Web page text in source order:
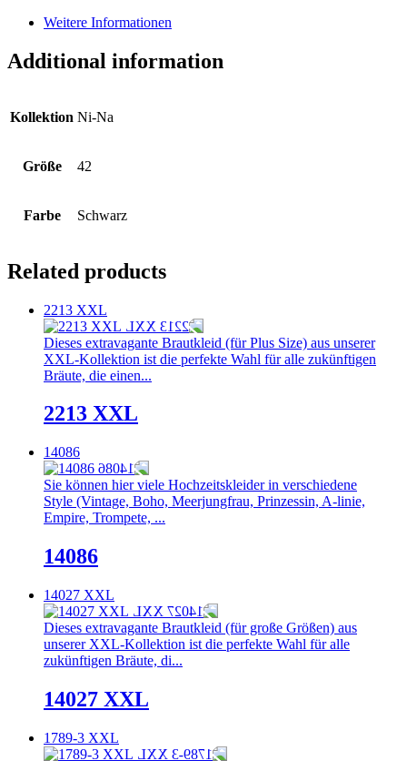
Weitere Informationen
Additional information
Kollektion Ni-Na
Größe 42
Farbe Schwarz
Related products
2213 XXL
Dieses extravagante Brautkleid (für Plus Size) aus unserer
XXL-Kollektion ist die perfekte Wahl für alle zukünftigen
Bräute, die einen...
2213 XXL
14086
Sie können hier viele Hochzeitskleider in verschiedene
Style (Vintage, Boho, Meerjungfrau, Prinzessin, A-linie,
Empire, Trompete, ...
14086
14027 XXL
Dieses extravagante Brautkleid (für große Größen) aus
unserer XXL-Kollektion ist die perfekte Wahl für alle
zukünftigen Bräute, di...
14027 XXL
1789-3 XXL